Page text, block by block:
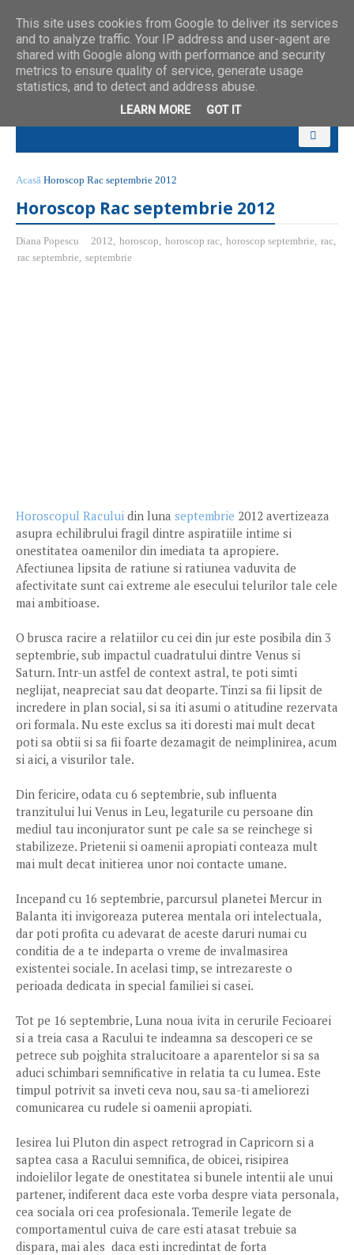
Acasă Horoscop Rac septembrie 2012
Horoscop Rac septembrie 2012
Diana Popescu 2012, horoscop, horoscop rac, horoscop septembrie, rac,
rac septembrie, septembrie
Horoscopul Racului din luna septembrie 2012 avertizeaza
asupra echilibrului fragil dintre aspiratiile intime si
onestitatea oamenilor din imediata ta apropiere.
Afectiunea lipsita de ratiune si ratiunea vaduvita de
afectivitate sunt cai extreme ale esecului telurilor tale cele
mai ambitioase.
O brusca racire a relatiilor cu cei din jur este posibila din 3
septembrie, sub impactul cuadratului dintre Venus si
Saturn. Intr-un astfel de context astral, te poti simti
neglijat, neapreciat sau dat deoparte. Tinzi sa fii lipsit de
incredere in plan social, si sa iti asumi o atitudine rezervata
ori formala. Nu este exclus sa iti doresti mai mult decat
poti sa obtii si sa fii foarte dezamagit de neimplinirea, acum
si aici, a visurilor tale.
Din fericire, odata cu 6 septembrie, sub influenta
tranzitului lui Venus in Leu, legaturile cu persoane din
mediul tau inconjurator sunt pe cale sa se reinchege si
stabilizeze. Prietenii si oamenii apropiati conteaza mult
mai mult decat initierea unor noi contacte umane.
Incepand cu 16 septembrie, parcursul planetei Mercur in
Balanta iti invigoreaza puterea mentala ori intelectuala,
dar poti profita cu adevarat de aceste daruri numai cu
conditia de a te indeparta o vreme de invalmasirea
existentei sociale. In acelasi timp, se intrezareste o
perioada dedicata in special familiei si casei.
Tot pe 16 septembrie, Luna noua ivita in cerurile Fecioarei
si a treia casa a Racului te indeamna sa descoperi ce se
petrece sub pojghita stralucitoare a aparentelor si sa sa
aduci schimbari semnificative in relatia ta cu lumea. Este
timpul potrivit sa inveti ceva nou, sau sa-ti ameliorezi
comunicarea cu rudele si oamenii apropiati.
Iesirea lui Pluton din aspect retrograd in Capricorn si a
saptea casa a Racului semnifica, de obicei, risipirea
indoielilor legate de onestitatea si bunele intentii ale unui
partener, indiferent daca este vorba despre viata personala,
cea sociala ori cea profesionala. Temerile legate de
comportamentul cuiva de care esti atasat trebuie sa
dispara, mai ales daca esti incredintat de forta
This site uses cookies from Google to deliver its services
and to analyze traffic. Your IP address and user-agent are
shared with Google along with performance and security
metrics to ensure quality of service, generate usage
statistics, and to detect and address abuse.
LEARN MORE GOT IT